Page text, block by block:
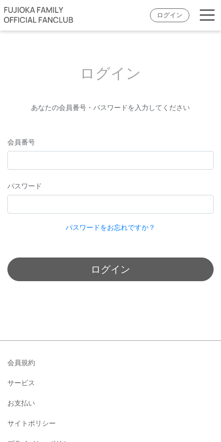
ログイン
ログイン
あなたの会員番号・パスワードを入力してください
会員番号
パスワード
パスワードをお忘れですか？
ログイン
会員規約
サービス
お支払い
サイトポリシー